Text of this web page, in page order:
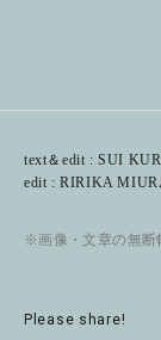
text＆edit : SUI
edit : RIRIKA
※画像・文章の無断
Please share!